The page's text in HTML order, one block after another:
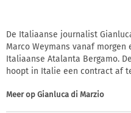
De Italiaanse journalist
Marco Weymans vanaf
Italiaanse Atalanta Bergamo.
hoopt in Italie een contract af
Meer op Gianluca di Marzio